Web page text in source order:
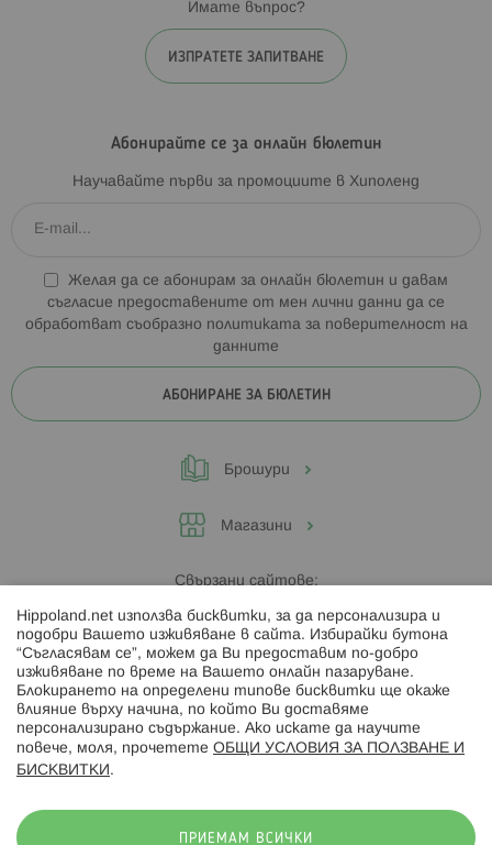
Имате въпрос?
ИЗПРАТЕТЕ ЗАПИТВАНЕ
Абонирайте се за онлайн бюлетин
Научавайте първи за промоциите в Хиполенд
Желая да се абонирам за онлайн бюлетин и давам
съгласие предоставените от мен лични данни да се
обработват съобразно политиката за поверителност на
данните
АБОНИРАНЕ ЗА БЮЛЕТИН
Брошури
Магазини
Свързани сайтове:
Hippoland.ro
Последвайте ни:
Hippoland.net използва бисквитки, за да персонализира и
подобри Вашето изживяване в сайта. Избирайки бутона
“Съгласявам се”, можем да Ви предоставим по-добро
изживяване по време на Вашето онлайн пазаруване.
Блокирането на определени типове бисквитки ще окаже
влияние върху начина, по който Ви доставяме
персонализирано съдържание. Ако искате да научите
повече, моля, прочетете ОБЩИ УСЛОВИЯ ЗА ПОЛЗВАНЕ И
БИСКВИТКИ .
ПРИЕМАМ ВСИЧКИ